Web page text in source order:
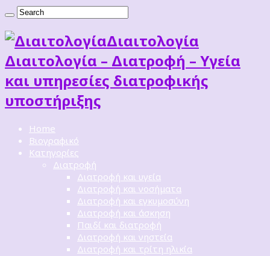
Διαιτoλογία
Διαιτολογία – Διατροφή – Υγεία
και υπηρεσίες διατροφικής
υποστήριξης
Home
Βιογραφικό
Κατηγορίες
Διατροφή
Διατροφή και υγεία
Διατροφή και νοσήματα
Διατροφή και εγκυμοσύνη
Διατροφή και άσκηση
Παιδί και διατροφή
Διατροφή και νηστεία
Διατροφή και τρίτη ηλικία